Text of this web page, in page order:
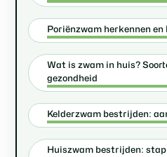
Poriënzwam herkennen
Wat is zwam in huis?
gezondheid
Kelderzwam bestrijden:
Huiszwam bestrijden: